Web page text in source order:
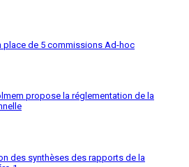
place de 5 commissions Ad-hoc
propose la réglementation de la
des synthèses des rapports de la